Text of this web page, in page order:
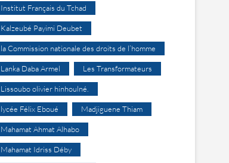
Institut Français du Tchad
Kalzeubé Payimi Deubet
la Commission nationale des droits de l’homme
Lanka Daba Armel Les Transformateurs
Lissoubo olivier hinhoulné.
lycée Félix Eboué Madjiguene Thiam
Mahamat Ahmat Alhabo
Mahamat Idriss Déby